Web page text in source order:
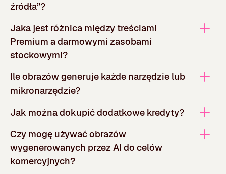
źródła”?
Jaka jest różnica między treściami
Premium a darmowymi zasobami
stockowymi?
Ile obrazów generuje każde narzędzie lub
mikronarzędzie?
Jak można dokupić dodatkowe kredyty?
Czy mogę używać obrazów
wygenerowanych przez AI do celów
komercyjnych?